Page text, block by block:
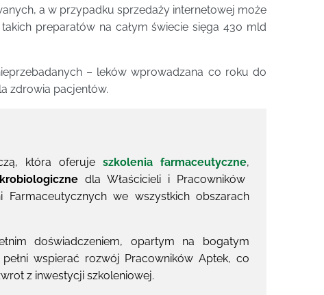
a w przypadku sprzedaży internetowej może
preparatów na całym świecie sięga 430 mld
– leków wprowadzana co roku do
zdrowia pacjentów.
która oferuje szkolenia farmaceutyczne,
dla Właścicieli i Pracowników
we wszystkich obszarach
doświadczeniem, opartym na bogatym
wspierać rozwój Pracowników Aptek, co
z inwestycji szkoleniowej.